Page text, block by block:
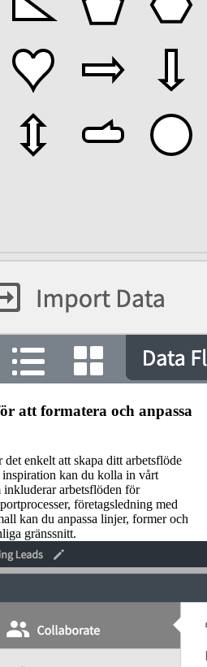
att formatera och anpassa
enkelt att skapa ditt arbetsflöde
kan du kolla in vårt
arbetsflöden för
företagsledning med
kan du anpassa linjer, former och
gränssnitt.